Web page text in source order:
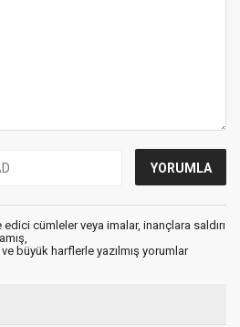
cümleler veya imalar, inançlara saldırı
büyük harflerle yazılmış yorumlar